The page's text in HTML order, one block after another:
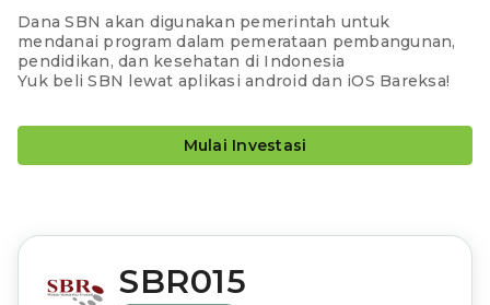
Dana SBN akan digunakan pemerintah untuk
mendanai program dalam pemerataan pembangunan,
pendidikan, dan kesehatan di Indonesia
Yuk beli SBN lewat aplikasi android dan iOS Bareksa!
Mulai Investasi
SBR015